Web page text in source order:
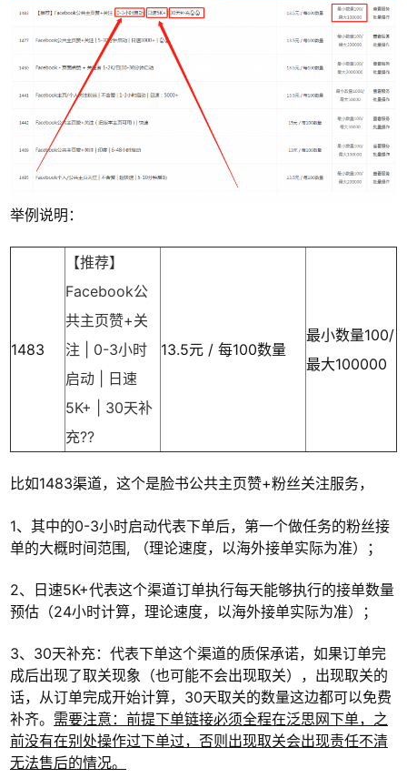
举例说明：
1483
【推荐】
Facebook公
共主页赞+关
注 | 0-3小时
启动 | 日速
5K+ | 30天补
充??
13.5元 / 每100数量
最小数量100/
最大100000
比如1483渠道，这个是脸书公共主页赞+粉丝关注服务，
1、其中的0-3小时启动代表下单后，第一个做任务的粉丝接
单的大概时间范围, （理论速度，以海外接单实际为准）；
2、日速5K+代表这个渠道订单执行每天能够执行的接单数量
预估（24小时计算，理论速度，以海外接单实际为准）；
3、30天补充：代表下单这个渠道的质保承诺，如果订单完
成后出现了取关现象（也可能不会出现取关），出现取关的
话，从订单完成开始计算，30天取关的数量这边都可以免费
补齐。 需要注意：前提下单链接必须全程在泛思网下单，之
前没有在别处操作过下单过，否则出现取关会出现责任不清
无法售后的情况。